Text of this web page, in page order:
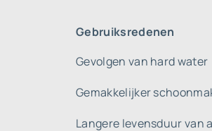
Gebruiksredenen
Gevolgen van hard water
Gemakkelijker
Langere levensduur van